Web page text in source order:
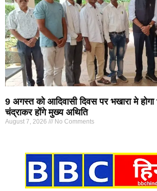
9 अगस्त को आदिवासी दिवस पर भखारा मे
चंद्राकर होंगे मुख्य अथिति
August 7, 2026 No Comments